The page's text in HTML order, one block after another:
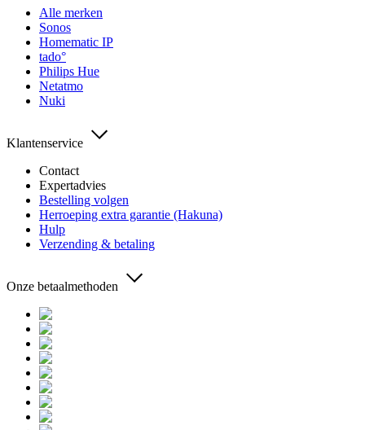
Alle merken
Sonos
Homematic IP
tado°
Philips Hue
Netatmo
Nuki
Klantenservice
Contact
Expertadvies
Bestelling volgen
Herroeping extra garantie (Hakuna)
Hulp
Verzending & betaling
Onze betaalmethoden